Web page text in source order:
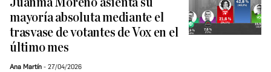
Juanma Moreno asienta su
mayoría absoluta mediante el
trasvase de votantes de Vox en el
último mes
Ana Martín 27/04/2026